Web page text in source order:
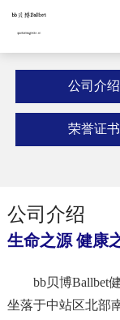
首页
新质多福源
健康产品
科研创新
人才招聘
公司介绍
荣誉证书
公司介绍
生命之源 健康
bb贝博Ballbet健
坐落于中站区北部